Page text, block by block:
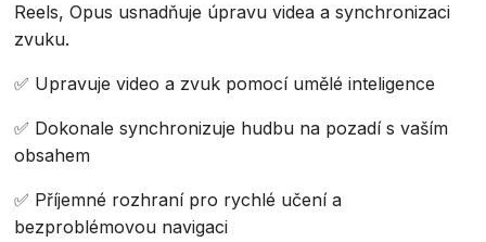
Reels, Opus usnadňuje úpravu videa a synchronizaci
zvuku.
✅ Upravuje video a zvuk pomocí umělé inteligence
✅ Dokonale synchronizuje hudbu na pozadí s vaším
obsahem
✅ Příjemné rozhraní pro rychlé učení a
bezproblémovou navigaci